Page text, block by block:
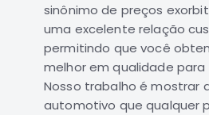
Elétrica
Acessórios
Grandis
Motor
Suspensão
sinônimo de preços
uma excelente relação
permitindo que você
melhor em qualidade para
Nosso trabalho é mostrar
automotivo que qualquer